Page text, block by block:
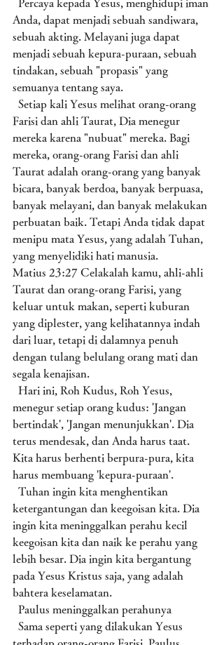
Anda, dapat menjadi sebuah sandiwara,
sebuah akting. Melayani juga dapat
menjadi sebuah kepura-puraan, sebuah
tindakan, sebuah "propasis" yang
semuanya tentang saya.
Farisi dan ahli Taurat, Dia menegur
mereka karena "nubuat" mereka. Bagi
mereka, orang-orang Farisi dan ahli
Taurat adalah orang-orang yang banyak
bicara, banyak berdoa, banyak berpuasa,
banyak melayani, dan banyak melakukan
perbuatan baik. Tetapi Anda tidak dapat
menipu mata Yesus, yang adalah Tuhan,
yang menyelidiki hati manusia.
Matius 23:27 Celakalah kamu, ahli-ahli
Taurat dan orang-orang Farisi, yang
keluar untuk makan, seperti kuburan
yang diplester, yang kelihatannya indah
dari luar, tetapi di dalamnya penuh
dengan tulang belulang orang mati dan
segala kenajisan.
menegur setiap orang kudus: 'Jangan
bertindak', 'Jangan menunjukkan'. Dia
terus mendesak, dan Anda harus taat.
Kita harus berhenti berpura-pura, kita
harus membuang 'kepura-puraan'.
ketergantungan dan keegoisan kita. Dia
ingin kita meninggalkan perahu kecil
keegoisan kita dan naik ke perahu yang
lebih besar. Dia ingin kita bergantung
pada Yesus Kristus saja, yang adalah
bahtera keselamatan.
  Paulus meninggalkan perahunya